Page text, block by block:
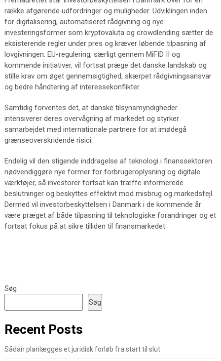
række afgørende udfordringer og muligheder. Udviklingen inden
for digitalisering, automatiseret rådgivning og nye
investeringsformer som kryptovaluta og crowdlending sætter de
eksisterende regler under pres og kræver løbende tilpasning af
lovgivningen. EU-regulering, særligt gennem MiFID II og
kommende initiativer, vil fortsat præge det danske landskab og
stille krav om øget gennemsigtighed, skærpet rådgivningsansvar
og bedre håndtering af interessekonflikter.
Samtidig forventes det, at danske tilsynsmyndigheder
intensiverer deres overvågning af markedet og styrker
samarbejdet med internationale partnere for at imødegå
grænseoverskridende risici.
Endelig vil den stigende inddragelse af teknologi i finanssektoren
nødvendiggøre nye former for forbrugeroplysning og digitale
værktøjer, så investorer fortsat kan træffe informerede
beslutninger og beskyttes effektivt mod misbrug og markedsfejl.
Dermed vil investorbeskyttelsen i Danmark i de kommende år
være præget af både tilpasning til teknologiske forandringer og et
fortsat fokus på at sikre tilliden til finansmarkedet.
Søg
Søg
Recent Posts
Sådan planlægges et juridisk forløb fra start til slut